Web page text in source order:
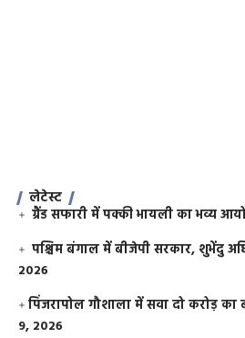
लेटेस्ट
ग्रैंड सफारी में पक्की भायली का भव्य
पश्चिम बंगाल में बीजेपी सरकार, शुभेंदु
2026
​पिंजरापोल गौशाला में सवा दो करोड़ का
9, 2026